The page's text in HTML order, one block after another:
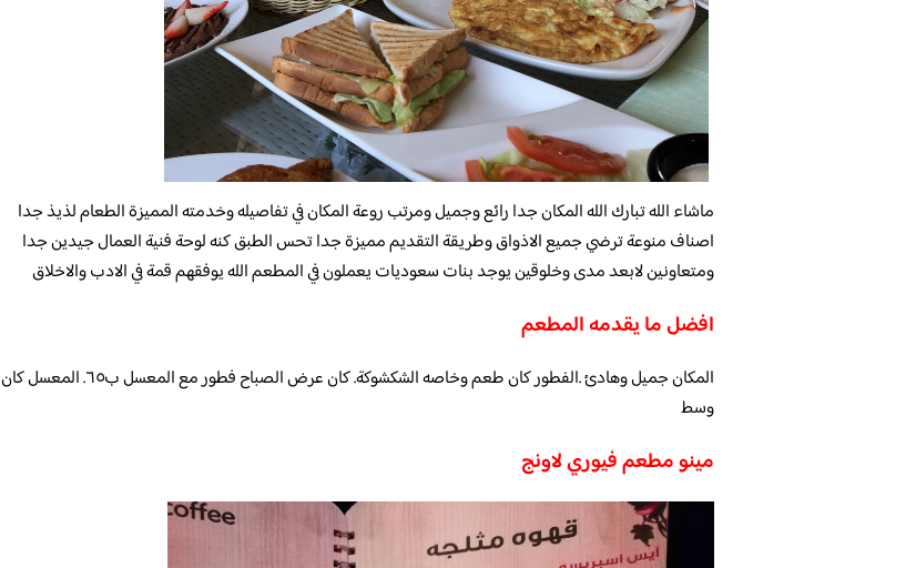
ماشاء الله تبارك الله المكان جدا رائع وجميل ومرتب روعة المكان في تفاصيله وخدمته المميزة الطعام لذيذ جدا
اصناف منوعة ترضي جميع الاذواق وطريقة التقديم مميزة جدا تحس الطبق كنه لوحة فنية العمال جيدين جدا
ومتعاونين لابعد مدى وخلوقين يوجد بنات سعوديات يعملون في المطعم الله يوفقهم قمة في الادب والاخلاق
افضل ما يقدمه المطعم
المكان جميل وهادئ .الفطور كان طعم وخاصه الشكشوكة. كان عرض الصباح فطور مع المعسل ب٦٥. المعسل كان
وسط
مينو مطعم فيوري لاونج